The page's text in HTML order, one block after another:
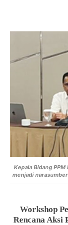
Kepala Bidang PPM
menjadi
Workshop
Rencana Aksi